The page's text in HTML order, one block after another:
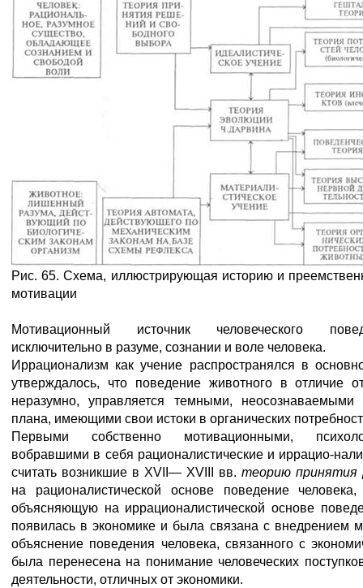
Рис. 65. Схема, иллюстрирующая историю и
мотивации
Мотивационный источник человеческого
исключительно в разуме, сознании и воле человека.
Иррационализм как учение распространялся в
утверждалось, что поведение животного в отличие
неразумно, управляется темными, неосознаваемыми
плана, имеющими свои истоки в органических
Первыми собственно мотивационными,
вобравшими в себя рационалистические и иррацио-
считать возникшие в XVII— XVIII вв. теорию
на рационалистической основе поведение
объясняющую на иррационалистической основе
появилась в экономике и была связана с внедрением
объяснение поведения человека, связанного с
была перенесена на понимание человеческих
деятельности, отличных от экономики.